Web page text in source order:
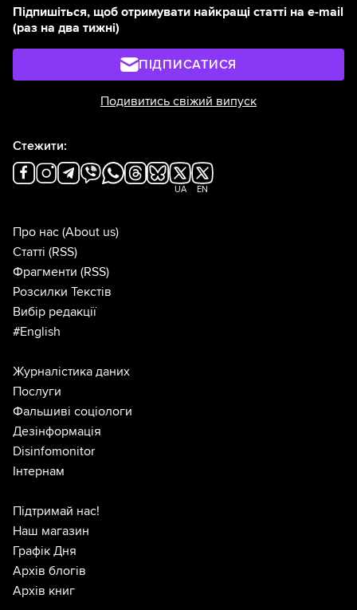
Підпишіться, щоб отримувати найкращі статті на e-mail
(раз на два тижні)
ПІДПИСАТИСЯ
Подивитись свіжий випуск
Стежити:
UA EN
Про нас (About us)
Статті (RSS)
Фрагменти (RSS)
Розсилки Текстів
Вибір редакції
#English
Журналістика даних
Послуги
Фальшиві соціологи
Дезінформація
Disinfomonitor
Інтернам
Підтримай нас!
Наш магазин
Графік Дня
Архів блогів
Архів книг